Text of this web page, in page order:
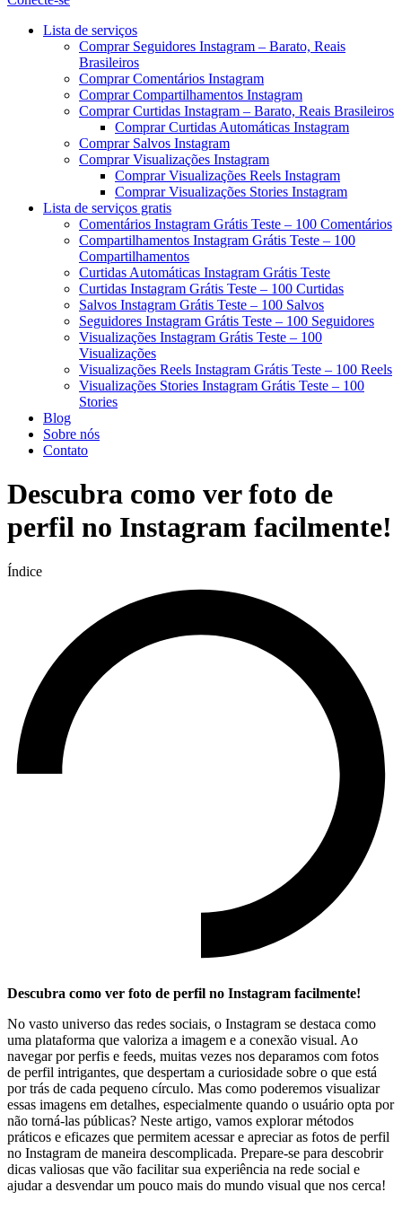
Menu
Lista de serviços
Comprar Seguidores Instagram – Barato, Reais
Brasileiros
Comprar Comentários Instagram
Comprar Compartilhamentos Instagram
Comprar Curtidas Instagram – Barato, Reais Brasileiros
Comprar Curtidas Automáticas Instagram
Comprar Salvos Instagram
Comprar Visualizações Instagram
Comprar Visualizações Reels Instagram
Comprar Visualizações Stories Instagram
Lista de serviços gratis
Comentários Instagram Grátis Teste – 100 Comentários
Compartilhamentos Instagram Grátis Teste – 100
Compartilhamentos
Curtidas Automáticas Instagram Grátis Teste
Curtidas Instagram Grátis Teste – 100 Curtidas
Salvos Instagram Grátis Teste – 100 Salvos
Seguidores Instagram Grátis Teste – 100 Seguidores
Visualizações Instagram Grátis Teste – 100
Visualizações
Visualizações Reels Instagram Grátis Teste – 100 Reels
Visualizações Stories Instagram Grátis Teste – 100
Stories
Blog
Sobre nós
Contato
Descubra como ver foto de
perfil no Instagram facilmente!
Índice
Descubra ⁢como ver ​foto de perfil no⁣ Instagram facilmente!
No⁤ vasto universo das redes sociais, ​o​ Instagram se‍ destaca ⁢como
uma ⁤plataforma ⁣que valoriza ‍a ‌imagem e ⁢a‌ conexão visual. ​Ao‌
navegar ⁣por⁢ perfis e​ feeds, muitas ​vezes nos ​deparamos com fotos
de⁤ perfil intrigantes, ⁢que ‍despertam ‌a curiosidade sobre o que está
por ‍trás de ‍cada pequeno círculo. Mas como poderemos visualizar
essas imagens em‍ detalhes, especialmente⁢ quando o usuário opta⁢ por
não ​torná-las públicas? Neste ‍artigo, vamos explorar métodos
práticos ‍e​ eficazes que ⁢permitem acessar ‌e apreciar as ‌fotos de⁢ perfil
no Instagram de maneira ​descomplicada. Prepare-se para descobrir
dicas valiosas que vão⁢ facilitar‌ sua experiência ⁤na rede social e
ajudar a desvendar​ um pouco mais​ do mundo ‌visual ‌que nos cerca!